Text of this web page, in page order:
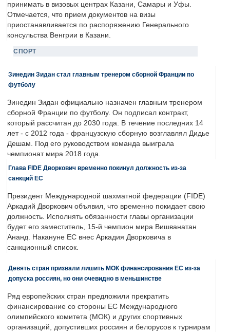
принимать в визовых центрах Казани, Самары и Уфы.
Отмечается, что прием документов на визы
приостанавливается по распоряжению Генерального
консульства Венгрии в Казани.
СПОРТ
Зинедин Зидан стал главным тренером сборной Франции по
футболу
Зинедин Зидан официально назначен главным тренером
сборной Франции по футболу. Он подписал контракт,
который рассчитан до 2030 года. В течение последних 14
лет - с 2012 года - французскую сборную возглавлял Дидье
Дешам. Под его руководством команда выиграла
чемпионат мира 2018 года.
Глава FIDE Дворкович временно покинул должность из-за
санкций ЕС
Президент Международной шахматной федерации (FIDE)
Аркадий Дворкович объявил, что временно покидает свою
должность. Исполнять обязанности главы организации
будет его заместитель, 15-й чемпион мира Вишванатан
Ананд. Накануне ЕС внес Аркадия Дворковича в
санкционный список.
Девять стран призвали лишить МОК финансирования ЕС из-за
допуска россиян, но они очевидно в меньшинстве
Ряд европейских стран предложили прекратить
финансирование со стороны ЕС Международного
олимпийского комитета (МОК) и других спортивных
организаций, допустивших россиян и белорусов к турнирам